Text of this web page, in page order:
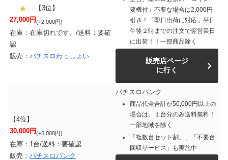
【3位】
27,000円(+2,000円)
在庫：在庫切れです。/送料：要確
認
販売： パチスロわっしょい
要機付」不要な場合は2,000円
引き！「即日出荷に対応」平日
午後２時までの注文で翌営業日
に出荷！！一部商品除く
販売店ページ
に行く
【4位】
30,000円(+5,000円)
在庫：1台/送料：要確認
販売： パチスロバンク
パチスロバンク
商品代金合計が50,000円以上の
場合は、１台分のみ送料無料！
一部地域を除く
「複数台セット割」、「不要台
回収サービス」も実施中